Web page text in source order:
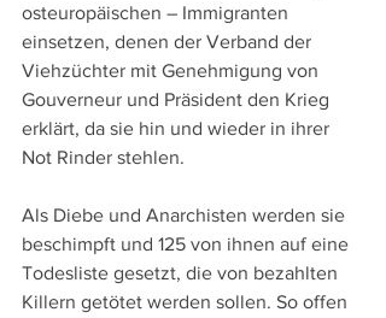
osteuropäischen – Immigranten
einsetzen, denen der Verband der
Viehzüchter mit Genehmigung von
Gouverneur und Präsident den Krieg
erklärt, da sie hin und wieder in ihrer
Not Rinder stehlen.
Als Diebe und Anarchisten werden sie
beschimpft und 125 von ihnen auf eine
Todesliste gesetzt, die von bezahlten
Killern getötet werden sollen. So offen